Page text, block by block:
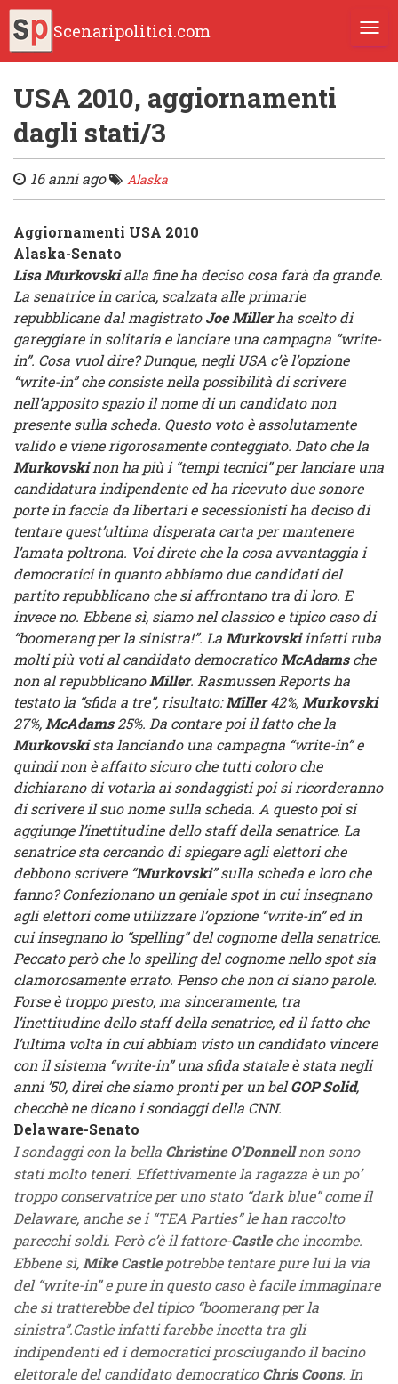
Scenaripolitici.com
USA 2010, aggiornamenti
dagli stati/3
16 anni ago Alaska
Aggiornamenti USA 2010
Alaska-Senato
Lisa Murkovskialla fine ha deciso cosa farà da grande.
La senatrice in carica, scalzata alle primarie
repubblicane dal magistratoJoe Millerha scelto di
gareggiare in solitaria e lanciare una campagna “write-
in”. Cosa vuol dire? Dunque, negli USA c’è l’opzione
“write-in” che consiste nella possibilità di scrivere
nell’apposito spazio il nome di un candidato non
presente sulla scheda. Questo voto è assolutamente
valido e viene rigorosamente conteggiato. Dato che la
Murkovskinon ha più i “tempi tecnici” per lanciare una
candidatura indipendente ed ha ricevuto due sonore
porte in faccia da libertari e secessionisti ha deciso di
tentare quest’ultima disperata carta per mantenere
l’amata poltrona. Voi direte che la cosa avvantaggia i
democratici in quanto abbiamo due candidati del
partito repubblicano che si affrontano tra di loro. E
invece no. Ebbene sì, siamo nel classico e tipico caso di
“boomerang per la sinistra!”. La Murkovskiinfatti ruba
molti più voti al candidato democraticoMcAdamsche
non al repubblicanoMiller. Rasmussen Reports ha
testato la “sfida a tre”, risultato:Miller42%, Murkovski
27%, McAdams25%. Da contare poi il fatto che la
Murkovskista lanciando una campagna “write-in” e
quindi non è affatto sicuro che tutti coloro che
dichiarano di votarla ai sondaggisti poi si ricorderanno
di scrivere il suo nome sulla scheda. A questo poi si
aggiunge l’inettitudine dello staff della senatrice. La
senatrice sta cercando di spiegare agli elettori che
debbono scrivere “Murkovski” sulla scheda e loro che
fanno? Confezionano un geniale spot in cui insegnano
agli elettori come utilizzare l’opzione “write-in” ed in
cui insegnano lo “spelling” del cognome della senatrice.
Peccato però che lo spelling del cognome nello spot sia
clamorosamente errato. Penso che non ci siano parole.
Forse è troppo presto, ma sinceramente, tra
l’inettitudine dello staff della senatrice, ed il fatto che
l’ultima volta in cui abbiam visto un candidato vincere
con il sistema “write-in” una sfida statale è stata negli
anni ’50, direi che siamo pronti per un belGOP Solid,
checchè ne dicano i sondaggi della CNN.
Delaware-Senato
I sondaggi con la bella Christine O’Donnellnon sono
stati molto teneri. Effettivamente la ragazza è un po’
troppo conservatrice per uno stato “dark blue” come il
Delaware, anche se i “TEA Parties” le han raccolto
parecchi soldi. Però c’è il fattore-Castleche incombe.
Ebbene sì, Mike Castlepotrebbe tentare pure lui la via
del “write-in” e pure in questo caso è facile immaginare
che si tratterebbe del tipico “boomerang per la
sinistra”.Castle infatti farebbe incetta tra gli
indipendenti ed i democratici prosciugando il bacino
elettorale del candidato democraticoChris Coons. In